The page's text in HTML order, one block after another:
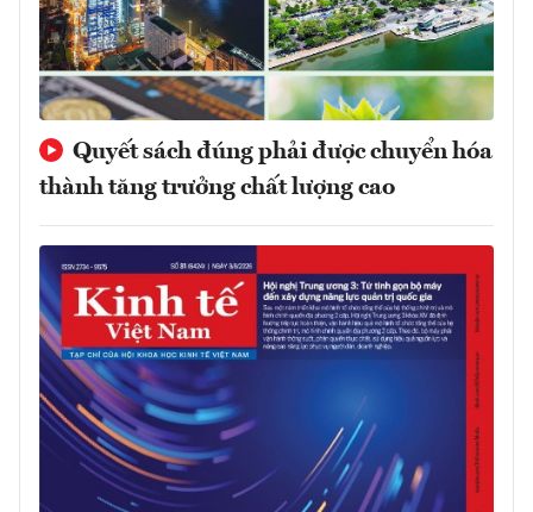
Quyết sách đúng phải được chuyển hóa
thành tăng trưởng chất lượng cao